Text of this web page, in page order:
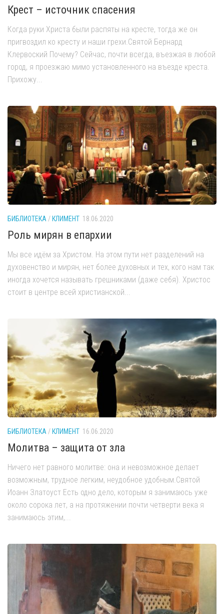
Крест – источник спасения
Когда руки Христа были распяты на кресте, тогда же он
пригвоздил ко кресту и наши грехи.Святой Бернард
Клервоский Почему? Сейчас, почти всегда, въезжая в любой
город, я проезжаю мимо установленного на въезде креста.
Прихожу...
БИБЛИОТЕКА / КЛИМЕНТ 18.06.2020
Роль мирян в епархии
Мы все идём за Христом. На этом пути нет разделений на
духовенство и мирян, нет более духовных и тех, кого нам так
иногда хочется называть грешниками (даже себя). Христос
стоит в центре всей христианской...
БИБЛИОТЕКА / КЛИМЕНТ 16.06.2020
Молитва – защита от зла
Ничего нет равного молитве: она и невозможное делает
возможным, трудное легким, неудобное удобным.Святой
Иоанн Златоуст Есть одно дело, которым я занимаюсь уже
около сорока лет, а на протяжении почти четверти века я
занимаюсь этим,...